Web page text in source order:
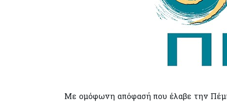
Με ομόφωνη απόφασή που έλαβε την